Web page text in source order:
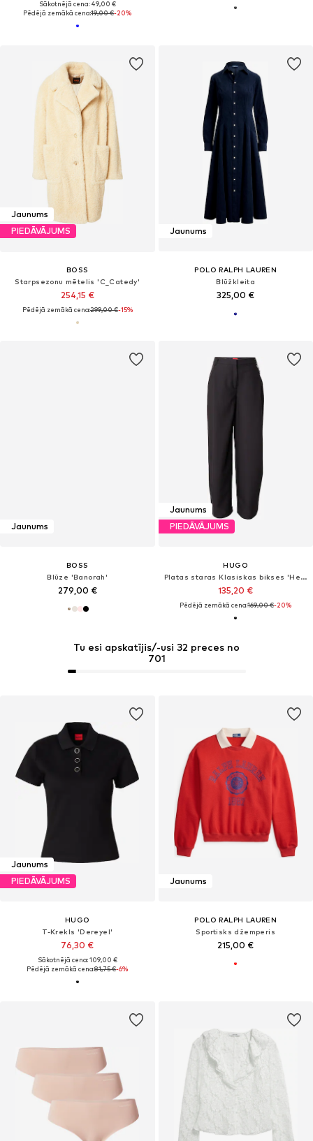
Sākotnējā cena: 49,00 €
Pēdējā zemākā cena:19,00 €-20%
Jaunums
PIEDĀVĀJUMS
BOSS
Starpsezonu mētelis 'C_Catedy'
254,15 €
Pēdējā zemākā cena:299,00 €-15%
Jaunums
POLO RALPH LAUREN
Blūžkleita
325,00 €
Jaunums
BOSS
Blūze 'Banorah'
279,00 €
Jaunums
PIEDĀVĀJUMS
HUGO
Platas staras Klasiskas bikses 'Hentessa-1'
135,20 €
Pēdējā zemākā cena:169,00 €-20%
Jaunums
PIEDĀVĀJUMS
HUGO
T-Krekls 'Dereyel'
76,30 €
Sākotnējā cena: 109,00 €
Pēdējā zemākā cena:81,75 €-6%
Tu esi apskatījis/-usi 32 preces no
701
Jaunums
POLO RALPH LAUREN
Sportisks džemperis
215,00 €